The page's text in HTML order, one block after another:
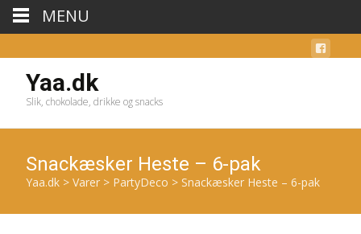
Yaa.dk
Slik, chokolade, drikke og snacks
Snackæsker Heste – 6-pak
Yaa.dk > Varer > PartyDeco > Snackæsker Heste – 6-pak
MENU